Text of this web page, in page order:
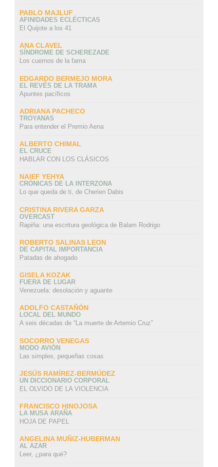
PABLO MAJLUF
AFINIDADES ECLÉCTICAS
El Quijote a los 41
ANA CLAVEL
SÍNDROME DE SCHEREZADE
Los cuernos de la fama
EDGARDO BERMEJO MORA
EL REVÉS DE LA TRAMA
Apuntes pacíficos
ADRIANA PACHECO
TROYANAS
Para entender el Premio Aena
ALBERTO CHIMAL
EL CRUCE
HABLAR CON LOS CLÁSICOS
NAIEF YEHYA
CRÓNICAS DE LA INTERZONA
Lo que queda de ti, de Cherien Dabis
CRISTINA RIVERA GARZA
OVERCAST
Rapiña: una escritura geológica de Balam Rodrigo
ROBERTO SALINAS LEON
DE CAPITAL IMPORTANCIA
Patadas de ahogado
GISELA KOZAK
FUERA DE LUGAR
Venezuela: desolación y aguante
ADOLFO CASTAÑÓN
LOCAL DEL MUNDO
A seis décadas de “La muerte de Artemio Cruz”
SOCORRO VENEGAS
MODO AVIÓN
Las simples, pequeñas cosas
JESÚS RAMÍREZ-BERMÚDEZ
UN DICCIONARIO CORPORAL
EL OLVIDO DE LA VIOLENCIA
FRANCISCO HINOJOSA
LA MUSA ARAÑA
HOJA DE PAPEL
ANGELINA MUÑIZ-HUBERMAN
AL AZAR
Leer, ¿para qué?